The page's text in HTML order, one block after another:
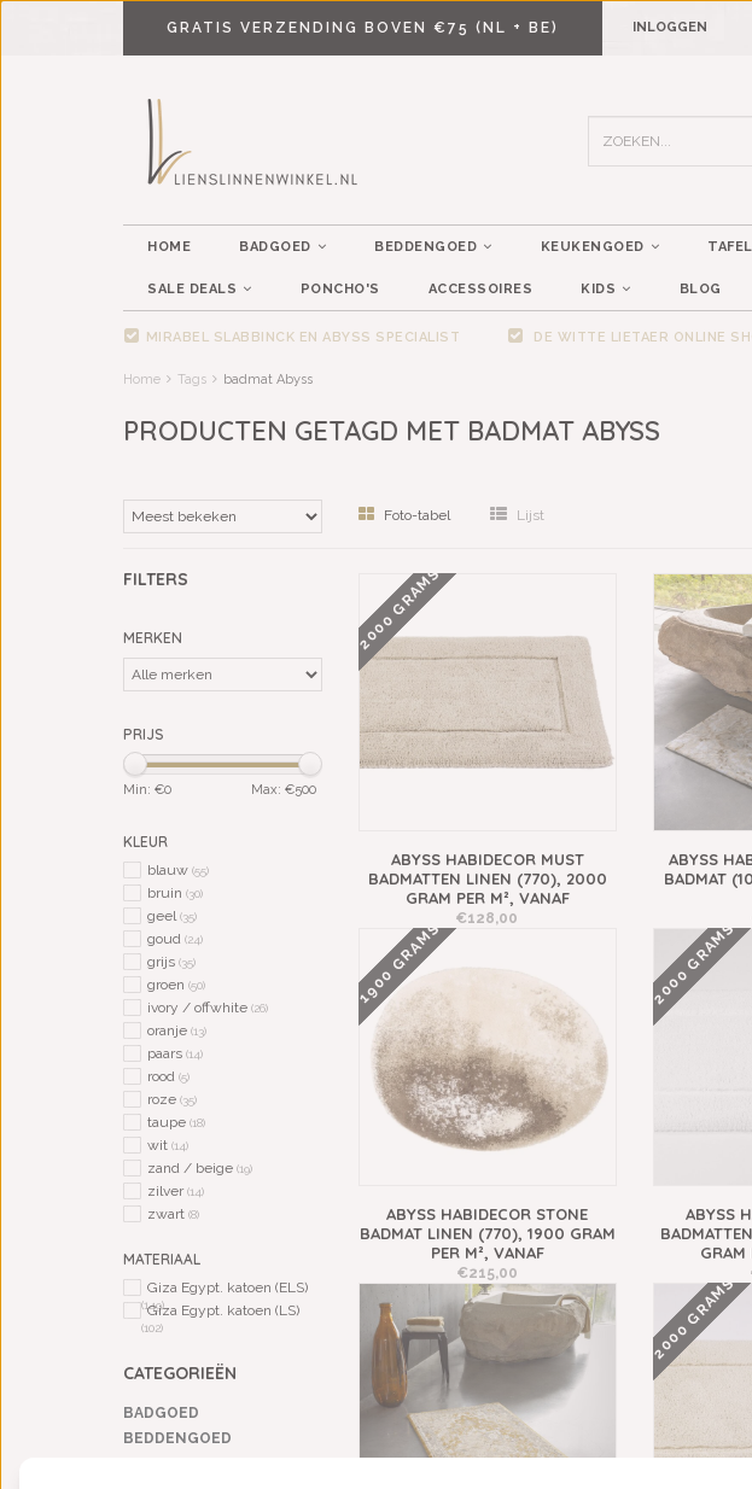
GRATIS VERZENDING BOVEN €75 (NL + BE) INLOGGEN
HOME BADGOED BEDDENGOED KEUKENGOED
SALE DEALS PONCHO'S ACCESSOIRES KIDS BLOG
MIRABEL SLABBINCK EN ABYSS SPECIALIST DE WITTE LIETAER ONLINE
Home Tags badmat Abyss
PRODUCTEN GETAGD MET BADMAT ABYSS
Foto-tabel Lijst
FILTERS
MERKEN
PRIJS
Min: €0 Max: €500
KLEUR
blauw (55)
bruin (30)
geel(35)
goud (24)
grijs (35)
groen (50)
ivory / offwhite (26)
oranje (13)
paars (14)
rood (5)
roze (35)
taupe (18)
wit (14)
zand / beige (19)
zilver (14)
zwart (8)
MATERIAAL
Giza Egypt. katoen (ELS)
(149)
Giza Egypt. katoen (LS)
(102)
CATEGORIEËN
BADGOED
BEDDENGOED
2000 GRAMS
ABYSS HABIDECOR MUST
BADMATTEN LINEN (770), 2000
GRAM PER M², VANAF
€128,00
ABYSS
BADMAT
1900 GRAMS
ABYSS HABIDECOR STONE
BADMAT LINEN (770), 1900 GRAM
PER M², VANAF
€215,00
2000 GRAMS
ABYSS
GRAM
2000 GRAMS